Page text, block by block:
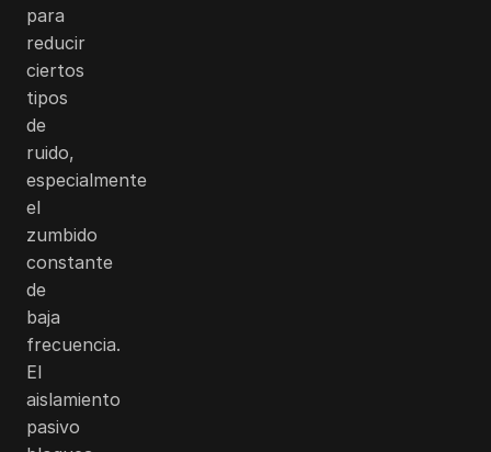
para
reducir
ciertos
tipos
de
ruido,
especialmente
el
zumbido
constante
de
baja
frecuencia.
El
aislamiento
pasivo